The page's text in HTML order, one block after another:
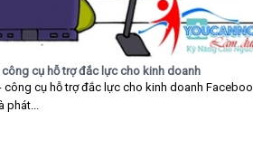
cụ hỗ trợ đắc lực cho kinh doanh
cụ hỗ trợ đắc lực cho kinh doanh
phát...